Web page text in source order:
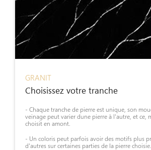
GRANIT
Choisissez votre tranche
- Chaque tranche de pierre est unique, son
veinage peut varier dune pierre à l'autre, et ce,
choisit en amont.
- Un coloris peut parfois avoir des motifs plus
d'autres sur certaines parties de la pierre choisie.